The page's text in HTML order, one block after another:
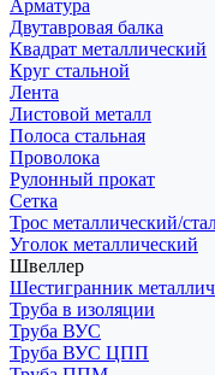
Арматура
Двутавровая балка
Квадрат металлический
Круг стальной
Лента
Листовой металл
Полоса стальная
Проволока
Рулонный прокат
Сетка
Трос металлический/
Уголок металлический
Швеллер
Шестигранник
Труба в изоляции
Труба ВУС
Труба ВУС ЦПП